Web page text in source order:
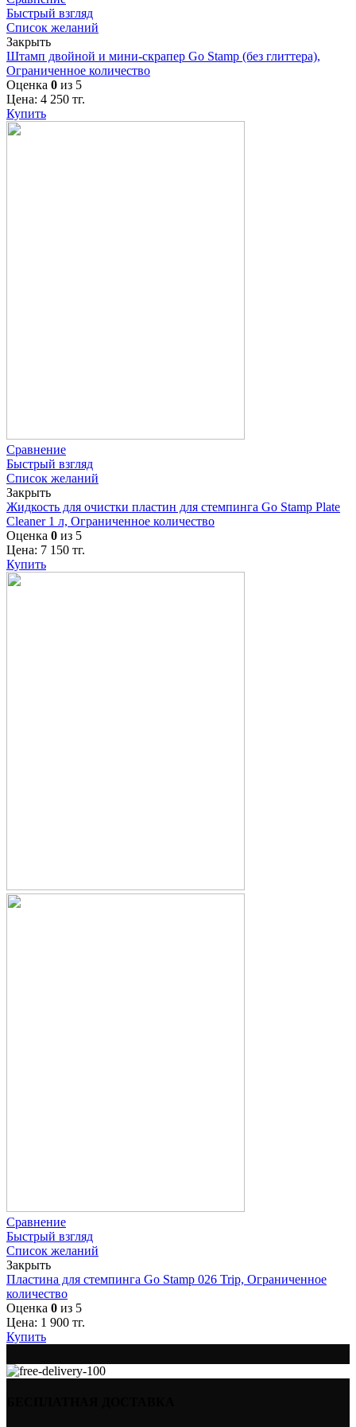
Быстрый взгляд
Список желаний
Закрыть
Штамп двойной и мини-скрапер Go Stamp (без глиттера),
Ограниченное количество
Оценка 0 из 5
Цена: 4 250 тг.
Купить
Сравнение
Быстрый взгляд
Список желаний
Закрыть
Жидкость для очистки пластин для стемпинга Go Stamp Plate
Cleaner 1 л, Ограниченное количество
Оценка 0 из 5
Цена: 7 150 тг.
Купить
Сравнение
Быстрый взгляд
Список желаний
Закрыть
Пластина для стемпинга Go Stamp 026 Trip, Ограниченное
количество
Оценка 0 из 5
Цена: 1 900 тг.
Купить